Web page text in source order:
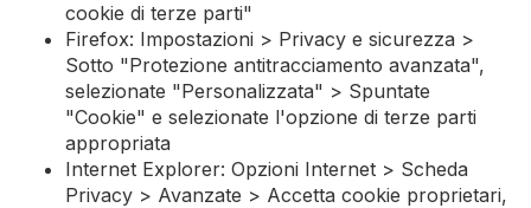
cookie di terze parti"
Firefox: Impostazioni > Privacy e sicurezza >
Sotto "Protezione antitracciamento avanzata",
selezionate "Personalizzata" > Spuntate
"Cookie" e selezionate l'opzione di terze parti
appropriata
Internet Explorer: Opzioni Internet > Scheda
Privacy > Avanzate > Accetta cookie proprietari,